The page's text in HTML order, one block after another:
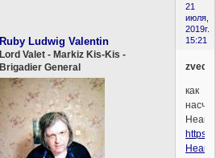
21
июля,
2019г.
15:21
Ruby Ludwig Valentin
Lord Valet - Markiz Kis-Kis -
Brigadier General
как
насчёт